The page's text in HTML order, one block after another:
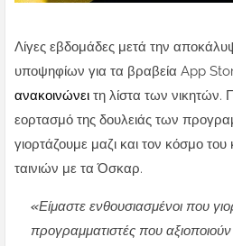
Λίγες εβδομάδες μετά την
υποψηφίων για τα βραβεία App
ανακοινώνει τη λίστα των νικητών.
εορτασμό της δουλειάς των
γιορτάζουμε μαζι και τον κόσμο
ταινιών με τα Όσκαρ.
«Είμαστε ενθουσιασμένοι που
προγραμματιστές που